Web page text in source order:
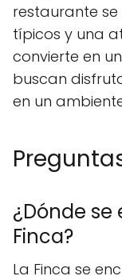
restaurante
típicos y una
convierte en
buscan
en un
¿Dónde
Finca?
La Finca se